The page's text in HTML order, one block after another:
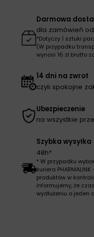
Darmowa
dla zamówień
*Dotyczy 1 sztuki
(W przypadku
wynosi 16 zł brutto
14 dni na zwrot
czyli spokojne
Ubezpieczenie
na wszystkie
Szybka wysyłka
48h*
* W przypadku
kuriera
produktów w
informujemy, że
wydłużeniu o jeden